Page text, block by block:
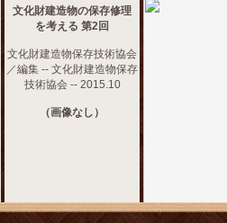
文化財建造物の保存修理
を考える 第2回
文化財建造物保存技術協会
／編集 -- 文化財建造物保存
技術協会 -- 2015.10
（画像なし）